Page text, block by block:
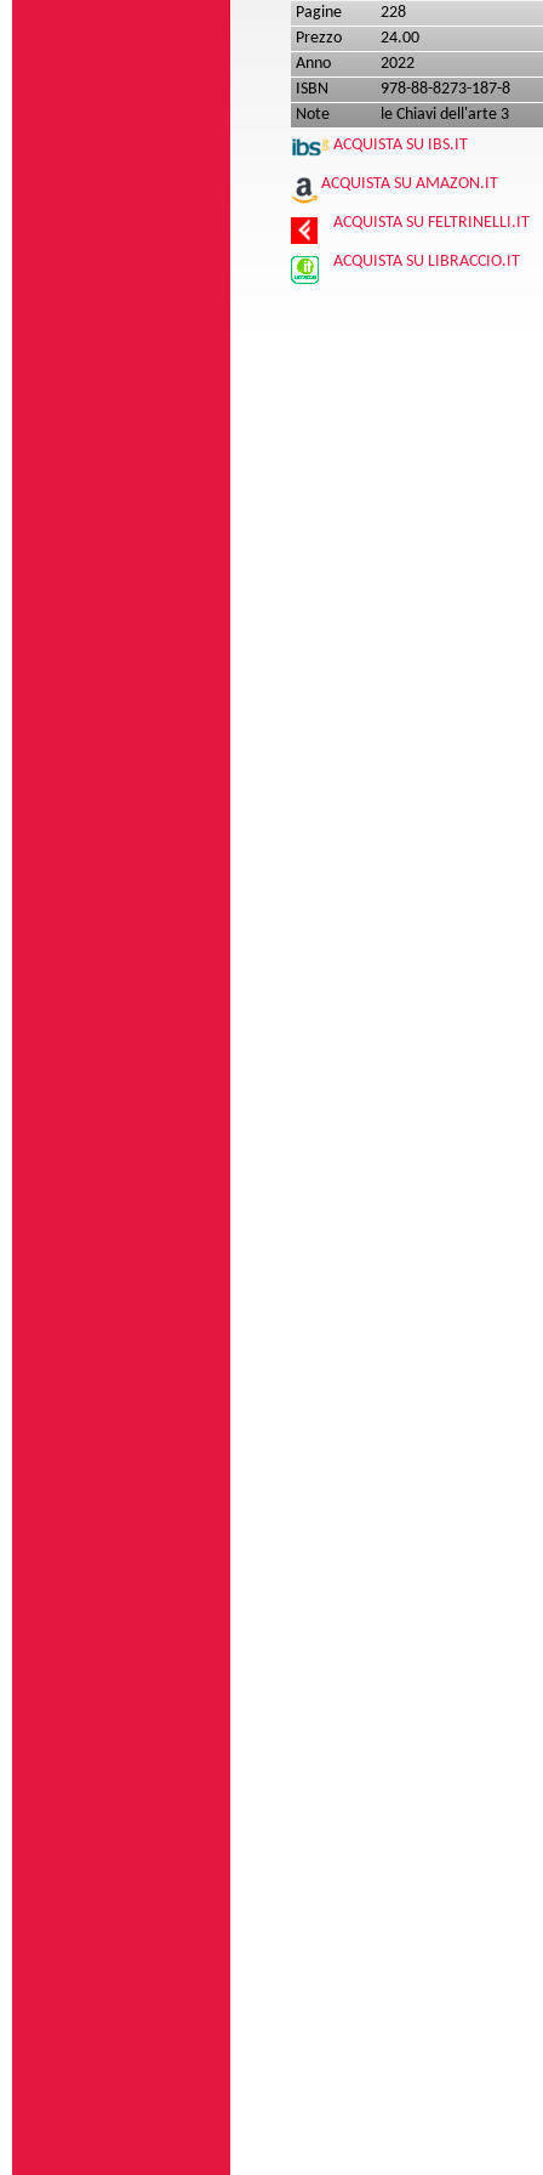
Pagine
228
Prezzo
24.00
Anno
2022
ISBN
978-88-8273-187-8
Note
le Chiavi dell'arte 3
ACQUISTA SU IBS.IT
ACQUISTA SU AMAZON.IT
ACQUISTA SU FELTRINELLI.IT
ACQUISTA SU LIBRACCIO.IT